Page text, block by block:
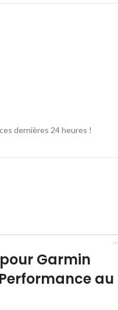
dernières 24 heures !
Garmin
au